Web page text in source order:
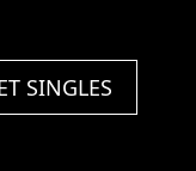
SINGLES